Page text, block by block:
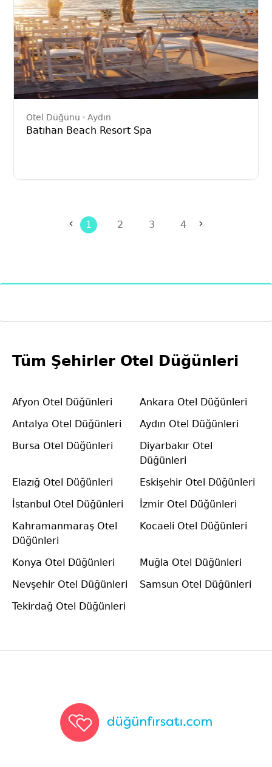
Otel Düğünü Aydın
Batıhan Beach Resort Spa
1 2 3 4
Tüm Şehirler Otel Düğünleri
Afyon Otel Düğünleri
Ankara Otel Düğünleri
Antalya Otel Düğünleri
Aydın Otel Düğünleri
Bursa Otel Düğünleri
Diyarbakır Otel
Düğünleri
Elazığ Otel Düğünleri
Eskişehir Otel Düğünleri
İstanbul Otel Düğünleri
İzmir Otel Düğünleri
Kahramanmaraş Otel
Düğünleri
Kocaeli Otel Düğünleri
Konya Otel Düğünleri
Muğla Otel Düğünleri
Nevşehir Otel Düğünleri
Samsun Otel Düğünleri
Tekirdağ Otel Düğünleri